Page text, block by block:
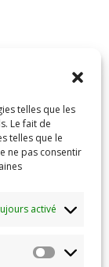
telles que les
Le fait de
telles que le
ne pas consentir
activé